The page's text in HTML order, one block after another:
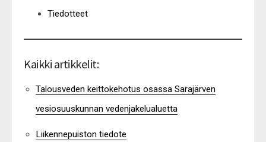
Tiedotteet
Kaikki artikkelit:
Talousveden keittokehotus osassa Sarajärven
vesiosuuskunnan vedenjakelualuetta
Liikennepuiston tiedote